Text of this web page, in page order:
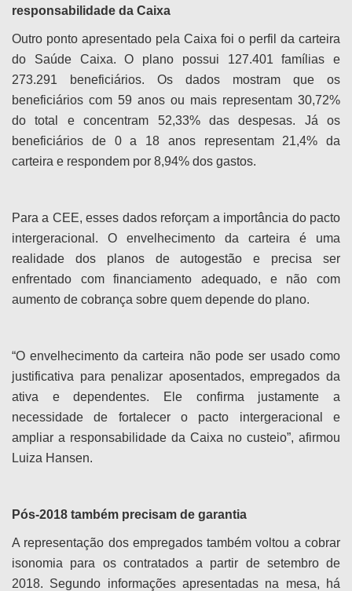
responsabilidade da Caixa
Outro ponto apresentado pela Caixa foi o perfil da carteira
do Saúde Caixa. O plano possui 127.401 famílias e
273.291 beneficiários. Os dados mostram que os
beneficiários com 59 anos ou mais representam 30,72%
do total e concentram 52,33% das despesas. Já os
beneficiários de 0 a 18 anos representam 21,4% da
carteira e respondem por 8,94% dos gastos.
Para a CEE, esses dados reforçam a importância do pacto
intergeracional. O envelhecimento da carteira é uma
realidade dos planos de autogestão e precisa ser
enfrentado com financiamento adequado, e não com
aumento de cobrança sobre quem depende do plano.
“O envelhecimento da carteira não pode ser usado como
justificativa para penalizar aposentados, empregados da
ativa e dependentes. Ele confirma justamente a
necessidade de fortalecer o pacto intergeracional e
ampliar a responsabilidade da Caixa no custeio”, afirmou
Luiza Hansen.
Pós-2018 também precisam de garantia
A representação dos empregados também voltou a cobrar
isonomia para os contratados a partir de setembro de
2018. Segundo informações apresentadas na mesa, há